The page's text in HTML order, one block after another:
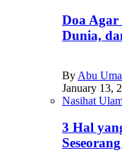
Doa
Dunia,
By Abu
January 13,
Nasihat
3 Hal